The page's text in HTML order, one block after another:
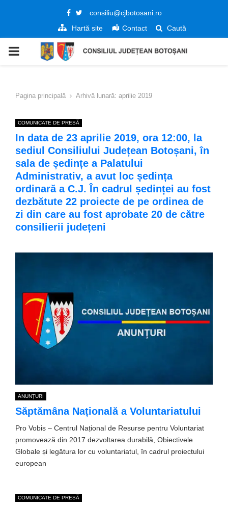
Facebook
Twitter
consiliu@cjbotosani.ro
Hartă site
Contact Caută
PRIMARY
Pagina principală Arhivă lunară: aprilie 2019
COMUNICATE DE PRESĂ
In data de 23 aprilie 2019, ora 12:00, la
sediul Consiliului Județean Botoșani, în
sala de ședințe a Palatului
Administrativ, a avut loc ședința
ordinară a C.J. În cadrul ședinței au fost
dezbătute 22 proiecte de pe ordinea de
zi din care au fost aprobate 20 de către
consilierii județeni
ANUNȚURI
Săptămâna Națională a Voluntariatului
Pro Vobis – Centrul Național de Resurse pentru Voluntariat
promovează din 2017 dezvoltarea durabilă, Obiectivele
Globale și legătura lor cu voluntariatul, în cadrul proiectului
european
COMUNICATE DE PRESĂ